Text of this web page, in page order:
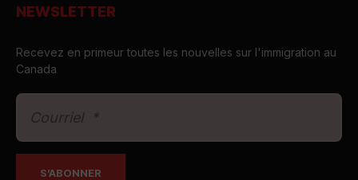
NEWSLETTER
Recevez en primeur toutes les nouvelles sur l'immigration au
Canada